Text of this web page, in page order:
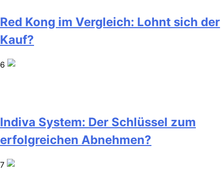
Red Kong im Vergleich: Lohnt sich der
Kauf?
6
Indiva System: Der Schlüssel zum
erfolgreichen Abnehmen?
7